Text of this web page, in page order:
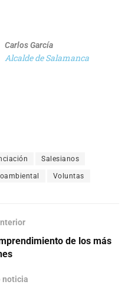
Carlos García
Alcalde de Salamanca
Salesianos
Voluntas
de los más
noticia